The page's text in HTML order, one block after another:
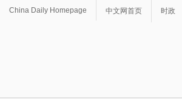
China Daily Homepage 中文网首页 时政